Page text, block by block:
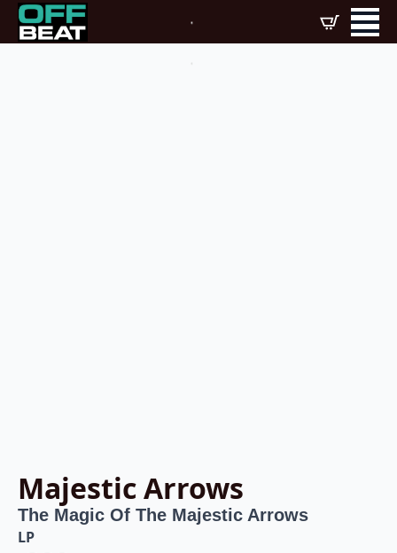
Majestic Arrows
The Magic Of The Majestic Arrows
LP